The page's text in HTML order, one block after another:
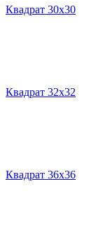
Квадрат 30х30
Квадрат 32х32
Квадрат 36х36